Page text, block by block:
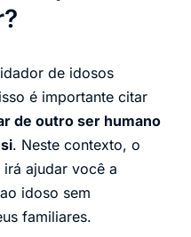
de idosos
é importante citar
de outro ser humano
. Neste contexto, o
ajudar você a
idoso sem
familiares.